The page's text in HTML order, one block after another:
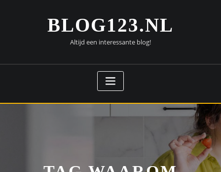
BLOG123.NL
Altijd een interessante blog!